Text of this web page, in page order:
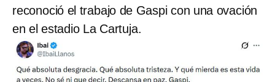
reconoció el trabajo de Gaspi con una ovación
en el estadio La Cartuja.